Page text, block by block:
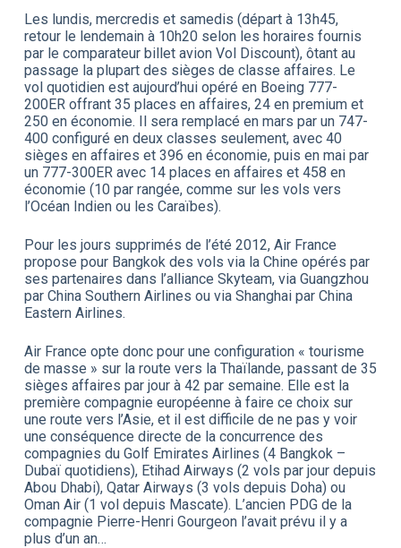
Les lundis, mercredis et samedis (départ à 13h45,
retour le lendemain à 10h20 selon les horaires fournis
par le comparateur billet avion Vol Discount), ôtant au
passage la plupart des sièges de classe affaires. Le
vol quotidien est aujourd’hui opéré en Boeing 777-
200ER offrant 35 places en affaires, 24 en premium et
250 en économie. Il sera remplacé en mars par un 747-
400 configuré en deux classes seulement, avec 40
sièges en affaires et 396 en économie, puis en mai par
un 777-300ER avec 14 places en affaires et 458 en
économie (10 par rangée, comme sur les vols vers
l’Océan Indien ou les Caraïbes).
Pour les jours supprimés de l’été 2012, Air France
propose pour Bangkok des vols via la Chine opérés par
ses partenaires dans l’alliance Skyteam, via Guangzhou
par China Southern Airlines ou via Shanghai par China
Eastern Airlines.
Air France opte donc pour une configuration « tourisme
de masse » sur la route vers la Thaïlande, passant de 35
sièges affaires par jour à 42 par semaine. Elle est la
première compagnie européenne à faire ce choix sur
une route vers l’Asie, et il est difficile de ne pas y voir
une conséquence directe de la concurrence des
compagnies du Golf Emirates Airlines (4 Bangkok –
Dubaï quotidiens), Etihad Airways (2 vols par jour depuis
Abou Dhabi), Qatar Airways (3 vols depuis Doha) ou
Oman Air (1 vol depuis Mascate). L’ancien PDG de la
compagnie Pierre-Henri Gourgeon l’avait prévu il y a
plus d’un an…